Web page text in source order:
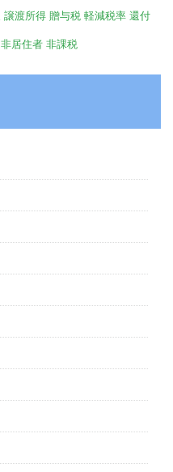
譲渡所得 贈与税 軽減税率 還付
非居住者 非課税